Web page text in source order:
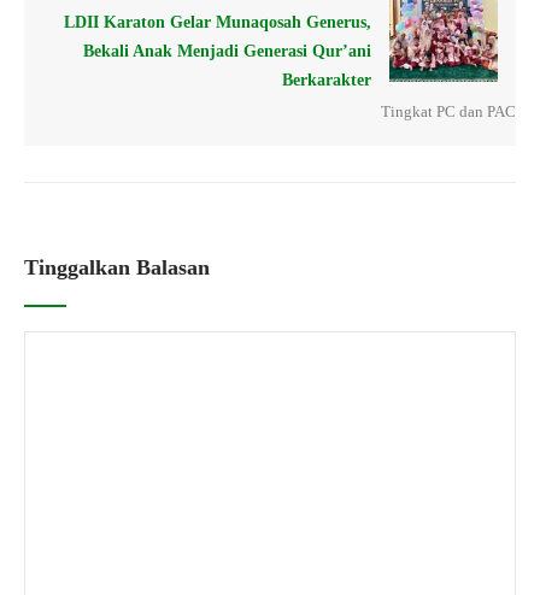
LDII Karaton Gelar Munaqosah Generus,
Bekali Anak Menjadi Generasi Qur’ani
Berkarakter
Tingkat PC dan PAC
Tinggalkan Balasan